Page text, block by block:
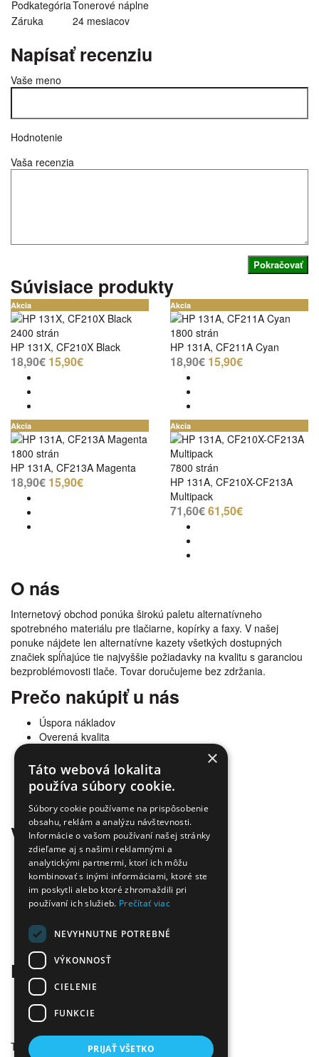
PodkategóriaTonerové náplne
Záruka
24 mesiacov
Napísať recenziu
Vaše meno
Hodnotenie
Vaša recenzia
Pokračovať
Súvisiace produkty
Akcia
2400 strán
HP 131X, CF210X Black
18,90€ 15,90€
Akcia
1800 strán
HP 131A, CF211A Cyan
18,90€ 15,90€
Akcia
1800 strán
HP 131A, CF213A Magenta
18,90€ 15,90€
Akcia
7800 strán
HP 131A, CF210X-CF213A
Multipack
71,60€61,50€
O nás
Internetový obchod ponúka širokú paletu alternatívneho
spotrebného materiálu pre tlačiarne, kopírky a faxy. V našej
ponuke nájdete len alternatívne kazety všetkých dostupných
značiek spĺňajúce tie najvyššie požiadavky na kvalitu s garanciou
bezproblémovosti tlače. Tovar doručujeme bez zdržania.
Prečo nakúpiť u nás
Úspora nákladov
Overená kvalita
Tovar skladom
Ekologická likvidácia tonerov
Množstvo spôsobov platby a dopravy
Ekológia
Všetko o nákupe
Kontaktné informácie
Platba a dodanie
Obchodné podmienky
Ekologická likvidácia tonerov
Ochrana osobných údajov
Odstúpiť od zmluvy tu
Kontakt
Infolinka:
E-mail:info@tonerovo.sk
Facebook:
Tonerovo.sk © 2026
×
Táto webová lokalita
používa súbory cookie.
Súbory cookie používame na prispôsobenie
obsahu, reklám a analýzu návštevnosti.
Informácie o vašom používaní našej stránky
zdieľame aj s našimi reklamnými a
analytickými partnermi, ktorí ich môžu
kombinovať s inými informáciami, ktoré ste
im poskytli alebo ktoré zhromaždili pri
používaní ich služieb. Prečítať viac
NEVYHNUTNE POTREBNÉ
VÝKONNOSŤ
CIELENIE
FUNKCIE
PRIJAŤ VŠETKO